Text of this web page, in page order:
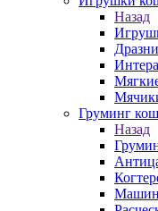
Назад
Груминг
Назад